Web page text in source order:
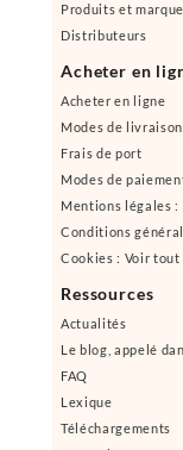
Produits et
Distributeurs
Acheter en
Acheter en ligne
Modes de livraison
Frais de port
Modes de
Mentions légales :
Conditions
Cookies : Voir tout
Ressources
Actualités
Le blog, appelé
FAQ
Lexique
Téléchargements